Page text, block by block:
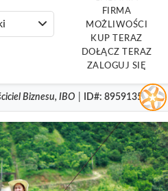
FIRMA
MOŻLIWOŚCI
KUP TERAZ
DOŁĄCZ TERAZ
ZALOGUJ SIĘ
Biznesu,IBO ID#: 8959135